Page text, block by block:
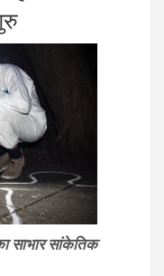
साभार सांकेतिक